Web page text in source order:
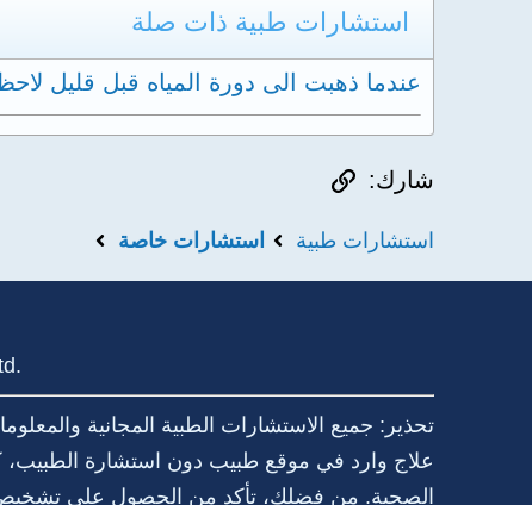
استشارات طبية ذات صلة
عندما ذهبت الى دورة المياه قبل قليل
شارك: الرابط
استشارات طبية استشارات خاصة
تحذير: جميع الاستشارات الطبية المجانية
علاج وارد في موقع طبيب دون استشارة الطبيب،
الصحية. من فضلك، تأكد من الحصول على